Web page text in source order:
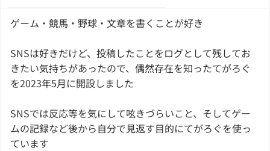
ゲーム・競馬・野球・文章を書くことが好き
SNSは好きだけど、投稿したことをログとして残してお
きたい気持ちがあったので、偶然存在を知ったてがろぐ
を2023年5月に開設しました
SNSでは反応等を気にして呟きづらいこと、そしてゲー
ムの記録など後から自分で見返す目的にてがろぐを使っ
ています